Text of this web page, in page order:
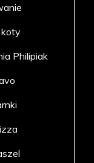
koty
Philipiak